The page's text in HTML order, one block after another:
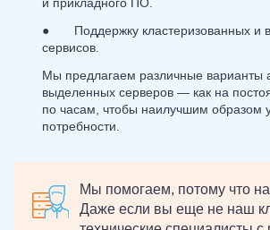
● Поддержку кластеризованных и
сервисов.
Мы предлагаем различные варианты
выделенных серверов — как на
по часам, чтобы наилучшим образом
потребности.
Мы помогаем, потому что
Даже если вы еще не наш